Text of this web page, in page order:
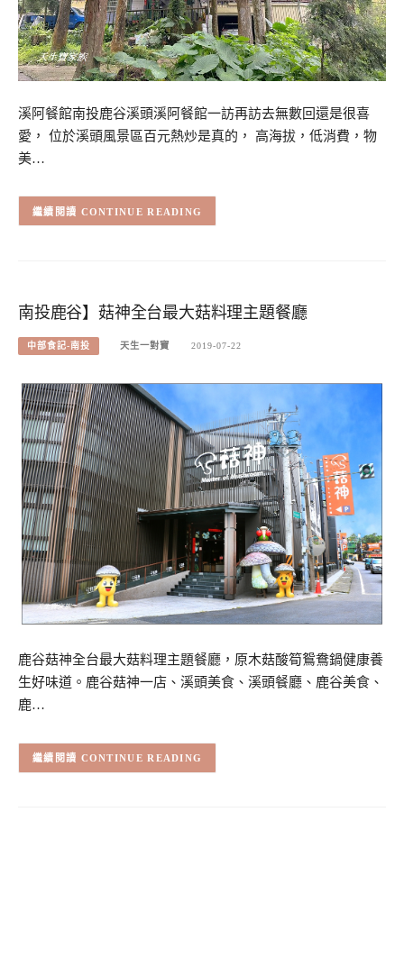
溪阿餐館南投鹿谷溪頭溪阿餐館一訪再訪去無數回還是很喜
愛， 位於溪頭風景區百元熱炒是真的， 高海拔，低消費，物
美…
CONTINUE READING
南投鹿谷】菇神全台最大菇料理主題餐廳
中部食記-南投 天生一對寶 2019-07-22
鹿谷菇神全台最大菇料理主題餐廳，原木菇酸筍鴛鴦鍋健康養
生好味道。鹿谷菇神一店、溪頭美食、溪頭餐廳、鹿谷美食、
鹿…
CONTINUE READING